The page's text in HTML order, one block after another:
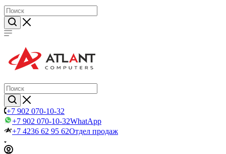
+7 902 070-10-32
+7 902 070-10-32WhatApp
+7 4236 62 95 62Отдел продаж